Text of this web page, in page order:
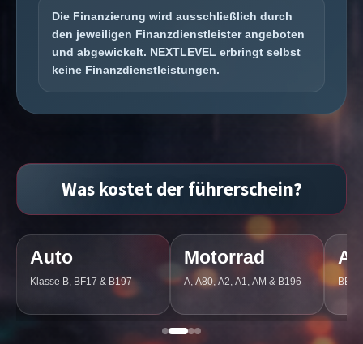
Die Finanzierung wird ausschließlich durch
den jeweiligen Finanzdienstleister angeboten
und abgewickelt. NEXTLEVEL erbringt selbst
keine Finanzdienstleistungen.
Was kostet der führerschein?
Motorrad
A, A80, A2, A1, AM & B196
Anhänger
BE & B96